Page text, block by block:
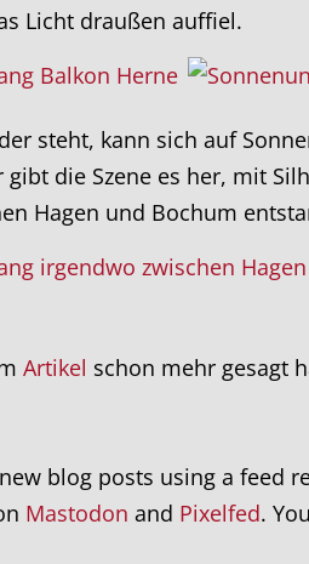
Licht draußen auffiel.
steht, kann sich auf
die Szene es her, mit
Hagen und Bochum
Artikel schon mehr gesagt
blog posts using a feed
Mastodon and Pixelfed.